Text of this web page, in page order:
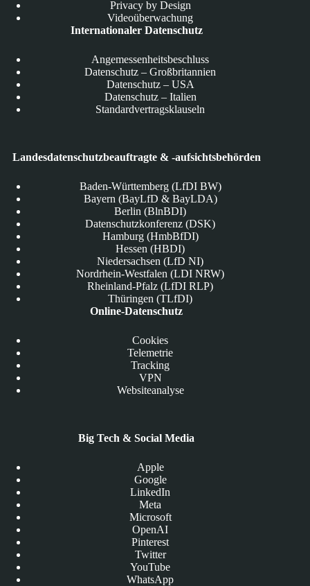
Privacy by Design
Videoüberwachung
Internationaler Datenschutz
Angemessenheitsbeschluss
Datenschutz – Großbritannien
Datenschutz – USA
Datenschutz – Italien
Standardvertragsklauseln
Landesdatenschutzbeauftragte & -aufsichtsbehörden
Baden-Württemberg (LfDI BW)
Bayern (BayLfD & BayLDA)
Berlin (BlnBDI)
Datenschutzkonferenz (DSK)
Hamburg (HmbBfDI)
Hessen (HBDI)
Niedersachsen (LfD NI)
Nordrhein-Westfalen (LDI NRW)
Rheinland-Pfalz (LfDI RLP)
Thüringen (TLfDI)
Online-Datenschutz
Cookies
Telemetrie
Tracking
VPN
Websiteanalyse
Big Tech & Social Media
Apple
Google
LinkedIn
Meta
Microsoft
OpenAI
Pinterest
Twitter
YouTube
WhatsApp